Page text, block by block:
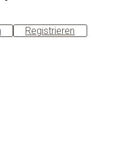
Registrieren